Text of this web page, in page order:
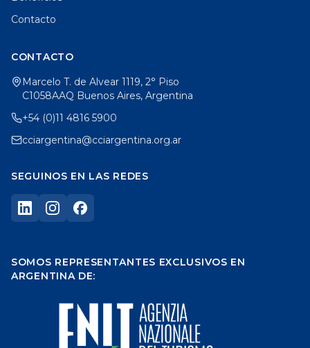
Contacto
CONTACTO
Marcelo T. de Alvear 1119, 2° Piso
C1058AAQ Buenos Aires, Argentina
+54 (0)11 4816 5900
cciargentina@cciargentina.org.ar
SEGUINOS EN LAS REDES
SOMOS REPRESENTANTES EXCLUSIVOS EN
ARGENTINA DE: